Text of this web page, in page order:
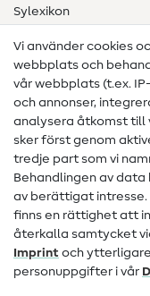
Sylexikon
Sömnadsinstruktioner
Hjälp & kontakt
Kontakt
Information om byte
FAQ
Ångerrätt
Populärt
Vi använder cookies
webbplats och
vår webbplats (t.ex.
och annonser,
analysera åtkomst till
sker först genom
tredje part som vi
Behandlingen av data
av berättigat intresse.
finns en rättighet att
återkalla samtycket
Imprint och
personuppgifter i vår